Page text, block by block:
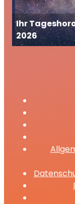
Ihr
2026